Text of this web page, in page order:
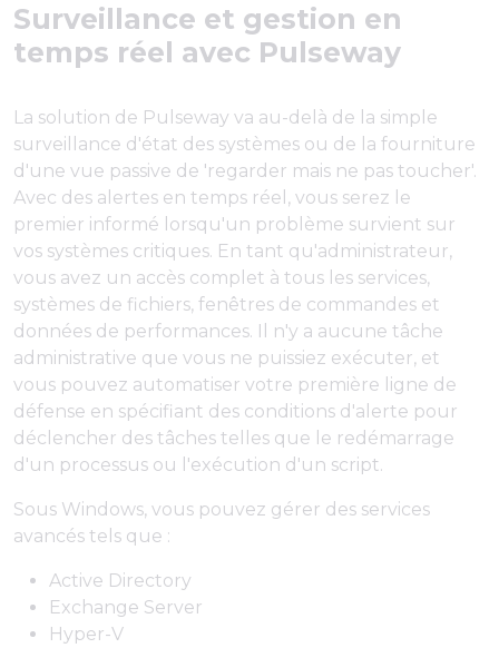
Surveillance et gestion en
temps réel avec Pulseway
La solution de Pulseway va au-delà de la simple
surveillance d'état des systèmes ou de la fourniture
d'une vue passive de 'regarder mais ne pas toucher'.
Avec des alertes en temps réel, vous serez le
premier informé lorsqu'un problème survient sur
vos systèmes critiques. En tant qu'administrateur,
vous avez un accès complet à tous les services,
systèmes de fichiers, fenêtres de commandes et
données de performances. Il n'y a aucune tâche
administrative que vous ne puissiez exécuter, et
vous pouvez automatiser votre première ligne de
défense en spécifiant des conditions d'alerte pour
déclencher des tâches telles que le redémarrage
d'un processus ou l'exécution d'un script.
Sous Windows, vous pouvez gérer des services
avancés tels que :
Active Directory
Exchange Server
Hyper-V